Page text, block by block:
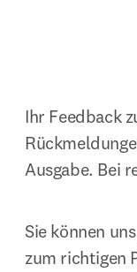
Ihr Feedback
Ausgabe. Bei
Sie können
zum richtigen